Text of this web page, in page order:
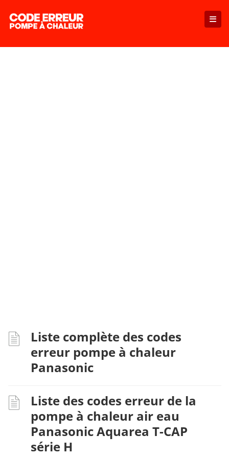
Liste complète des codes
erreur pompe à chaleur
Panasonic
Liste des codes erreur de la
pompe à chaleur air eau
Panasonic Aquarea T-CAP
série H